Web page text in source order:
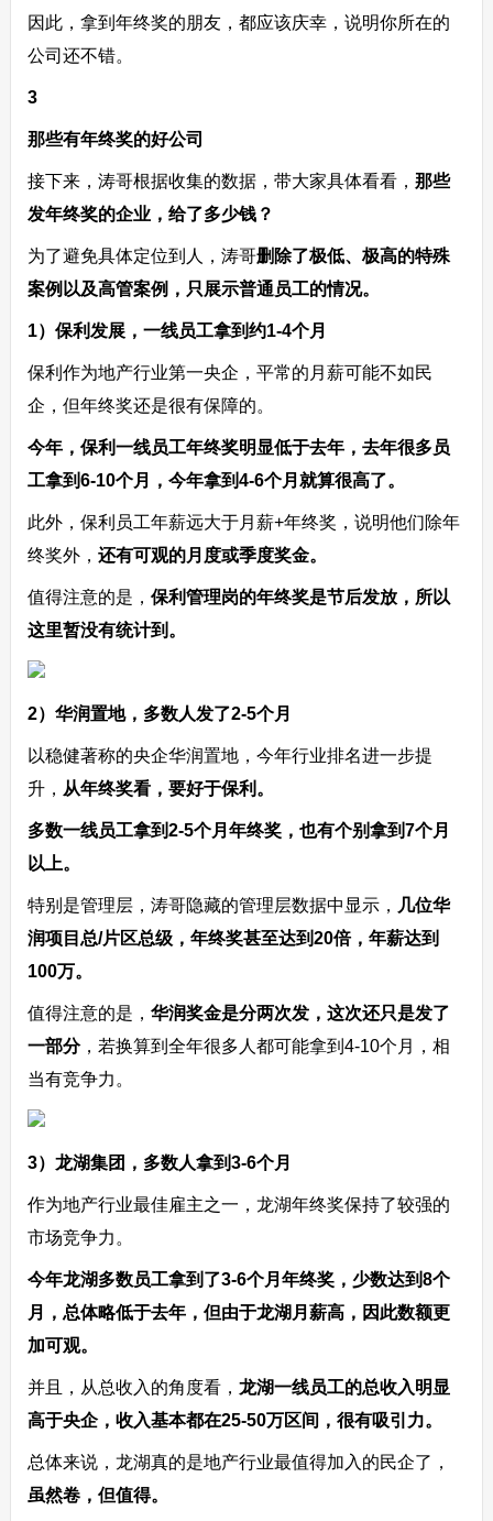
因此，拿到年终奖的朋友，都应该庆幸，说明你所在的
公司还不错。
3
那些有年终奖的好公司
接下来，涛哥根据收集的数据，带大家具体看看， 那些
发年终奖的企业，给了多少钱？
为了避免具体定位到人，涛哥删除了极低、极高的特殊
案例以及高管案例，只展示普通员工的情况。
1）保利发展，一线员工拿到约1-4个月
保利作为地产行业第一央企，平常的月薪可能不如民
企，但年终奖还是很有保障的。
今年，保利一线员工年终奖明显低于去年，去年很多员
工拿到6-10个月，今年拿到4-6个月就算很高了。
此外，保利员工年薪远大于月薪+年终奖，说明他们除年
终奖外， 还有可观的月度或季度奖金。
值得注意的是， 保利管理岗的年终奖是节后发放，所以
这里暂没有统计到。
2）华润置地，多数人发了2-5个月
以稳健著称的央企华润置地，今年行业排名进一步提
升， 从年终奖看，要好于保利。
多数一线员工拿到2-5个月年终奖，也有个别拿到7个月
以上。
特别是管理层，涛哥隐藏的管理层数据中显示， 几位华
润项目总/片区总级，年终奖甚至达到20倍，年薪达到
100万。
值得注意的是， 华润奖金是分两次发，这次还只是发了
一部分，若换算到全年很多人都可能拿到4-10个月，相
当有竞争力。
3）龙湖集团，多数人拿到3-6个月
作为地产行业最佳雇主之一，龙湖年终奖保持了较强的
市场竞争力。
今年龙湖多数员工拿到了3-6个月年终奖，少数达到8个
月，总体略低于去年，但由于龙湖月薪高，因此数额更
加可观。
并且，从总收入的角度看， 龙湖一线员工的总收入明显
高于央企，收入基本都在25-50万区间，很有吸引力。
总体来说，龙湖真的是地产行业最值得加入的民企了，
虽然卷，但值得。